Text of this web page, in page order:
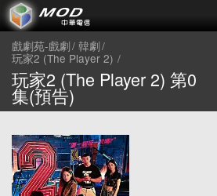
戲劇苑-戲劇 韓劇
玩家2 (The Player 2)
玩家2 (The Player 2) 第0
集(預告)